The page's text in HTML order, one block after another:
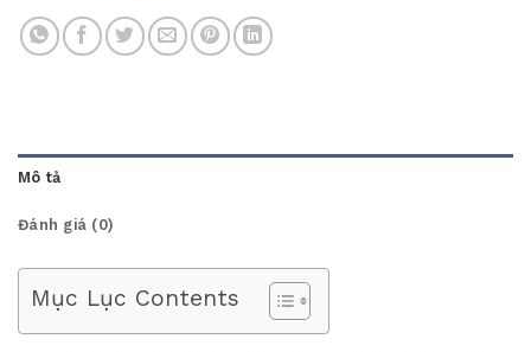
Mô tả
Đánh giá (0)
Mục Lục Contents